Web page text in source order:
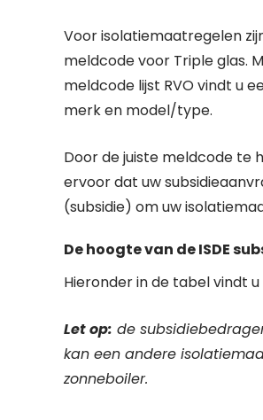
Voor isolatiemaatregelen
meldcode voor Triple glas.
meldcode lijst RVO vindt u
merk en model/type.
Door de juiste meldcode te
ervoor dat uw
(subsidie) om uw
De hoogte van de ISDE
Hieronder in de tabel vindt
Let op: de
kan een andere
zonneboiler.